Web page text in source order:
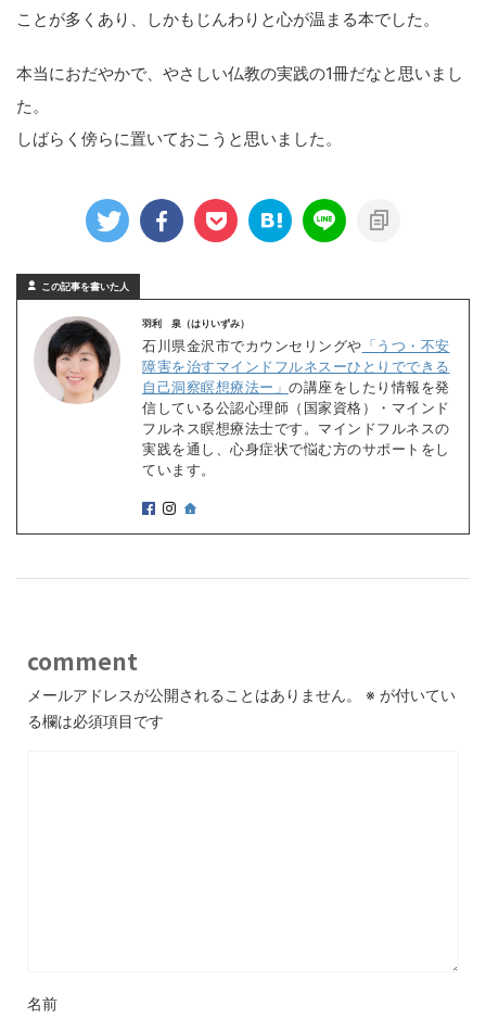
ことが多くあり、しかもじんわりと心が温まる本でした。
本当におだやかで、やさしい仏教の実践の1冊だなと思いまし
た。
しばらく傍らに置いておこうと思いました。
この記事を書いた人
羽利 泉（はりいずみ）
石川県金沢市でカウンセリングや 「うつ・不安
障害を治すマインドフルネスーひとりでできる
自己洞察瞑想療法ー」 の講座をしたり情報を発
信している公認心理師（国家資格）・マインド
フルネス瞑想療法士です。マインドフルネスの
実践を通し、心身症状で悩む方のサポートをし
ています。
comment
メールアドレスが公開されることはありません。 ※ が付いてい
る欄は必須項目です
名前